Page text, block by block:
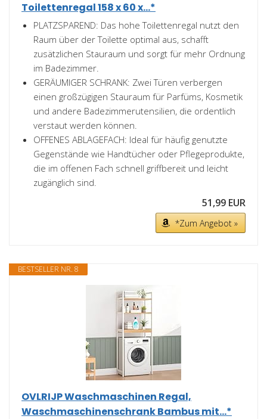
Toilettenregal 158 x 60 x...*
PLATZSPAREND: Das hohe Toilettenregal nutzt den
Raum über der Toilette optimal aus, schafft
zusätzlichen Stauraum und sorgt für mehr Ordnung
im Badezimmer.
GERÄUMIGER SCHRANK: Zwei Türen verbergen
einen großzügigen Stauraum für Parfüms, Kosmetik
und andere Badezimmerutensilien, die ordentlich
verstaut werden können.
OFFENES ABLAGEFACH: Ideal für häufig genutzte
Gegenstände wie Handtücher oder Pflegeprodukte,
die im offenen Fach schnell griffbereit und leicht
zugänglich sind.
51,99 EUR
*Zum Angebot »
BESTSELLER NR. 8
OVLRIJP Waschmaschinen Regal,
Waschmaschinenschrank Bambus mit...*